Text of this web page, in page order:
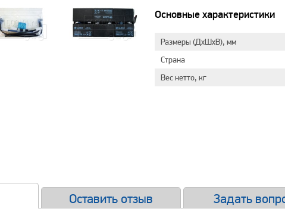
Основные характеристики
Размеры (ДхШхВ), мм
Страна
Вес нетто, кг
Оставить отзыв Задать